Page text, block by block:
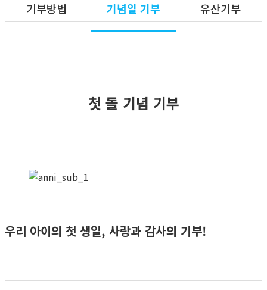
기부방법 기념일 기부 유산기부
첫 돌 기념 기부
우리 아이의 첫 생일, 사랑과 감사의 기부!